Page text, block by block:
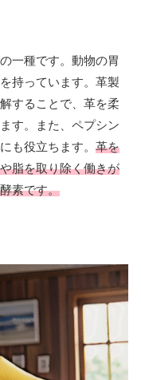
一種です。動物の胃
持っています。革製
することで、革を柔
す。また、ペプシン
も役立ちます。 革を
脂を取り除く働きが
素です。